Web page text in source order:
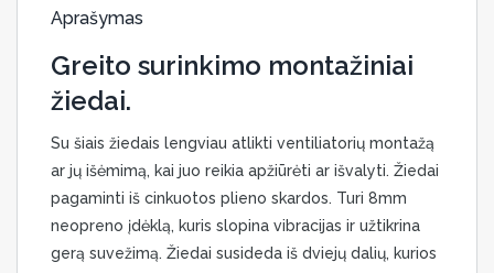
Aprašymas
Greito surinkimo montažiniai
žiedai.
Su šiais žiedais lengviau atlikti ventiliatorių montažą
ar jų išėmimą, kai juo reikia apžiūrėti ar išvalyti. Žiedai
pagaminti iš cinkuotos plieno skardos. Turi 8mm
neopreno įdėklą, kuris slopina vibracijas ir užtikrina
gerą suvežimą. Žiedai susideda iš dviejų dalių, kurios